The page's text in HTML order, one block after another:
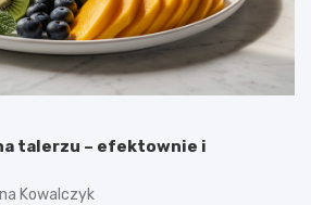
talerzu – efektownie i
Kowalczyk